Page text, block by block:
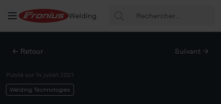
Welding
Rechercher
← Retour Suivant →
Publié sur 14 juillet 2021
Welding Technologies